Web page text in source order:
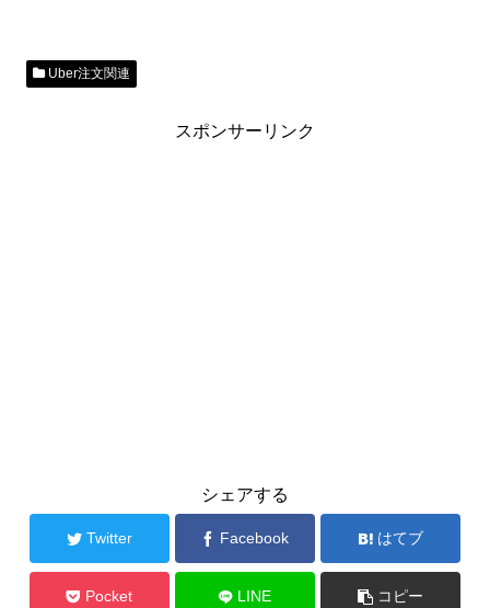
Uber注文関連
スポンサーリンク
シェアする
Twitter Facebook はてブ
Pocket LINE コピー